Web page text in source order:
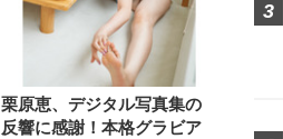
栗原恵、デジタル写真集の
反響に感謝！本格グラビア